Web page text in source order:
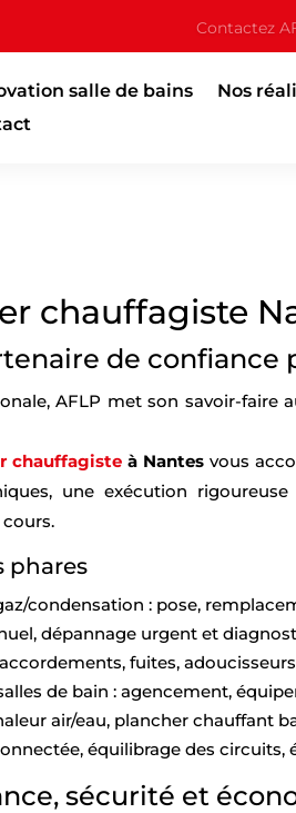
Contactez
salle de bains
Nos
chauffagiste
de confiance
AFLP met son savoir-faire
chauffagisteà Nantesvous
une exécution
phares
condensation : pose,
dépannage urgent et
fuites,
de bain : agencement,
air/eau, plancher chauffant
équilibrage des circuits,
sécurité et